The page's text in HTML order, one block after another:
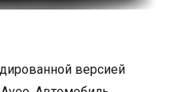
версией